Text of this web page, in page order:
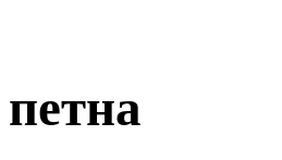
петна